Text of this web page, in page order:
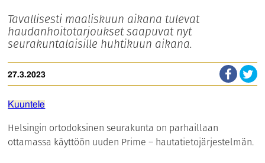
Tavallisesti maaliskuun aikana tulevat
haudanhoitotarjoukset saapuvat nyt
seurakuntalaisille huhtikuun aikana.
27.3.2023
Kuuntele
Helsingin ortodoksinen seurakunta on parhaillaan
ottamassa käyttöön uuden Prime – hautatietojärjestelmän.